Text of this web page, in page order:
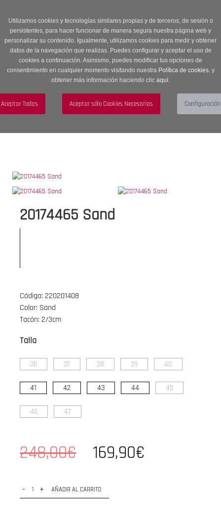
Utilizamos cookies y tecnologías similares propias y de terceros, de sesión o
persistentes, para hacer funcionar de manera segura nuestra página web y
personalizar su contenido. Igualmente, utilizamos cookies para medir y obtener
datos de la navegación que realizas. Puedes configurar y aceptar el uso de
cookies a continuación. Asimismo, puedes modificar tus opciones de
consentimiento en cualquier momento visitando nuestra Política de cookies.y
obtener más información haciendo clic aquí.
descuento en Sección OUTLET con código OUTLET20
navigation
Menú
20174465 Sand
Código: 220201408
Color: Sand
Tacón: 2/3cm
Talla
36 37 38 39 40
41 42 43 44 45
46 47
248,00€ 169,90€
- + AÑADIR AL CARRITO